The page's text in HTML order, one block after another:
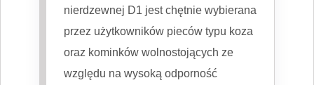
nierdzewnej D1 jest chętnie wybierana
przez użytkowników pieców typu koza
oraz kominków wolnostojących ze
względu na wysoką odporność